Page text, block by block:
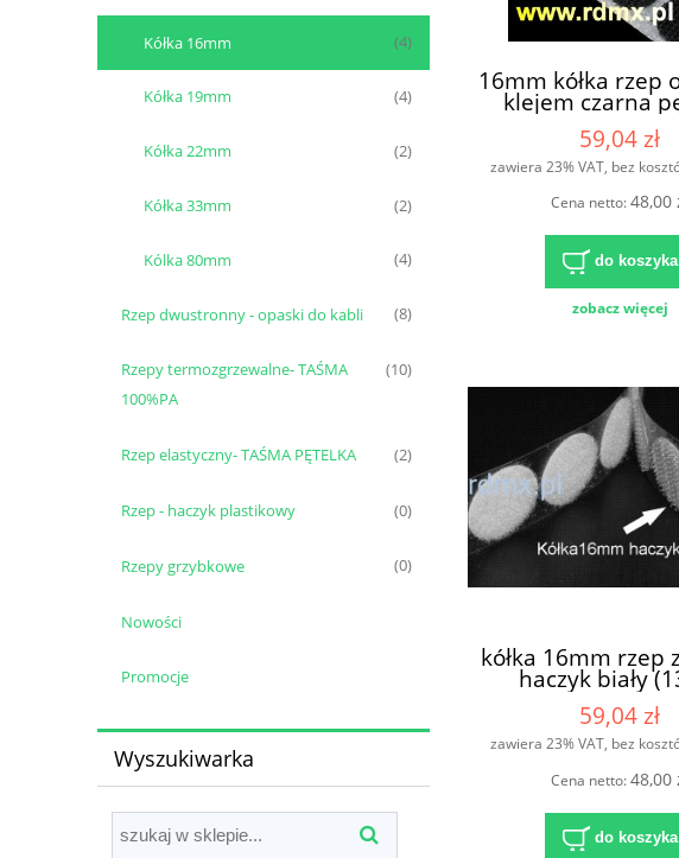
Kółka 16mm (4)
Kółka 19mm (4)
Kółka 22mm (2)
Kółka 33mm (2)
Kólka 80mm (4)
Rzep dwustronny - opaski do kabli (8)
Rzepy termozgrzewalne- TAŚMA
100%PA
(10)
Rzep elastyczny- TAŚMA PĘTELKA (2)
Rzep - haczyk plastikowy (0)
Rzepy grzybkowe (0)
Nowości
Promocje
Wyszukiwarka
16mm kółka rzep
klejem czarna
1300szt/nawój.
59,04 zł
zawiera 23% VAT, bez
Cena netto:48,00
do koszyka
zobacz więcej
kółka 16mm rzep
haczyk biały
59,04 zł
zawiera 23% VAT, bez
Cena netto:48,00
do koszyka